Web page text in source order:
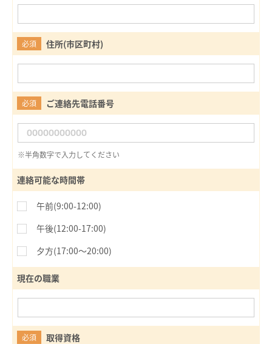
必須 住所(市区町村)
必須 ご連絡先電話番号
※半角数字で入力してください
連絡可能な時間帯
午前(9:00-12:00)
午後(12:00-17:00)
夕方(17:00〜20:00)
現在の職業
必須 取得資格